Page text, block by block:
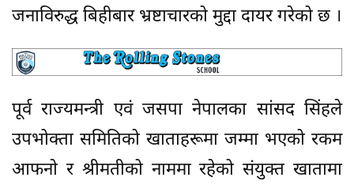
जनाविरुद्ध बिहीबार भ्रष्टाचारको मुद्दा दायर गरेको छ ।
पूर्व राज्यमन्त्री एवं जसपा नेपालका सांसद सिंहले
उपभोक्ता समितिको खाताहरूमा जम्मा भएको रकम
आफनाे र श्रीमतीको नाममा रहेको संयुक्त खातामा